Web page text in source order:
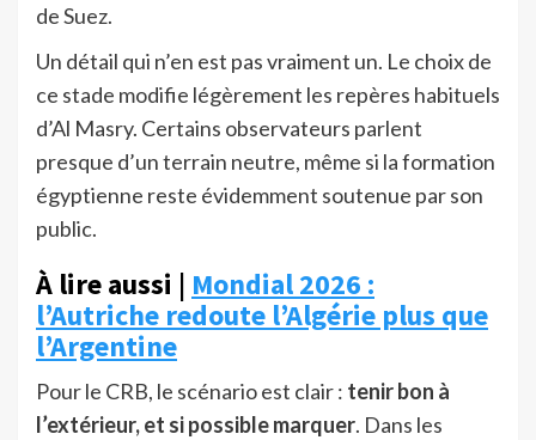
de Suez.
Un détail qui n’en est pas vraiment un. Le choix de
ce stade modifie légèrement les repères habituels
d’Al Masry. Certains observateurs parlent
presque d’un terrain neutre, même si la formation
égyptienne reste évidemment soutenue par son
public.
À lire aussi | Mondial 2026 :
l’Autriche redoute l’Algérie plus que
l’Argentine
Pour le CRB, le scénario est clair : tenir bon à
l’extérieur, et si possible marquer. Dans les